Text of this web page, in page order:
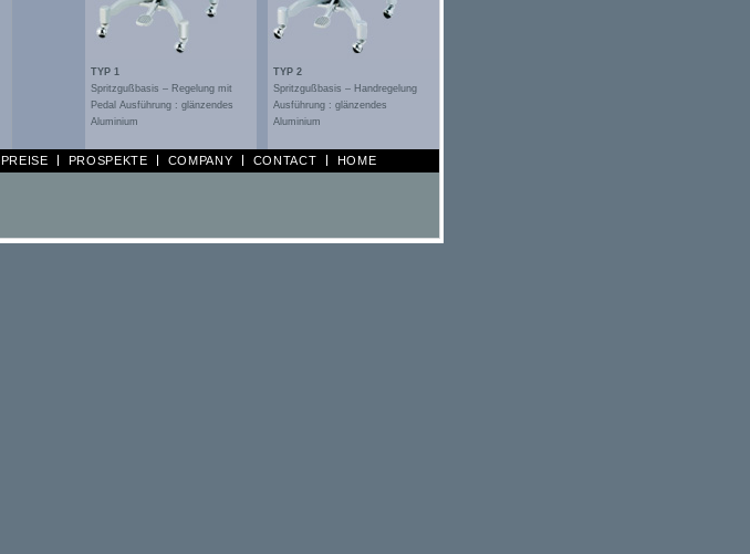
TYP 1
Spritzgußbasis – Regelung mit
Pedal Ausführung : glänzendes
Aluminium
TYP 2
Spritzgußbasis – Handregelung
Ausführung : glänzendes
Aluminium
PREISE PROSPEKTE COMPANY CONTACT HOME